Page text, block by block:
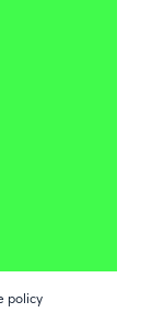
policy